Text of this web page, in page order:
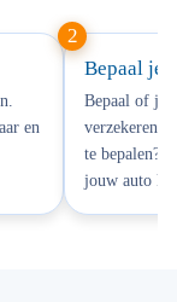
en
Bepaal je
Bepaal of je
verzekeren.
te bepalen?
jouw auto